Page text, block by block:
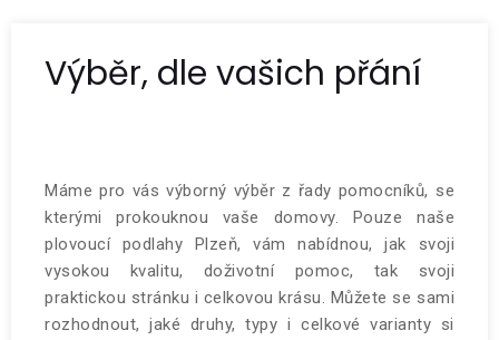
Výběr, dle vašich přání
Máme pro vás výborný výběr z řady pomocníků, se
kterými prokouknou vaše domovy. Pouze naše
plovoucí podlahy Plzeň, vám nabídnou, jak svoji
vysokou kvalitu, doživotní pomoc, tak svoji
praktickou stránku i celkovou krásu. Můžete se sami
rozhodnout, jaké druhy, typy i celkové varianty si